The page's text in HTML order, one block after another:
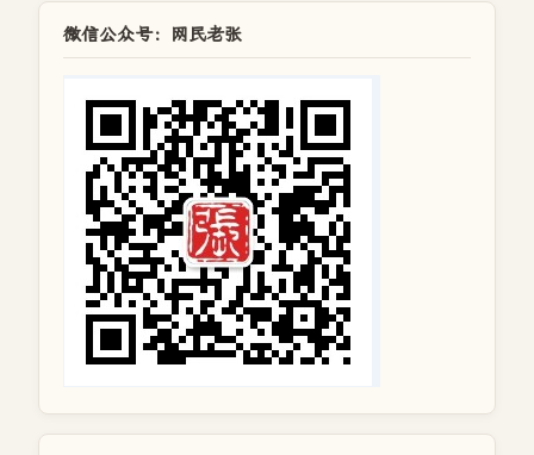
微信公众号：网民老张